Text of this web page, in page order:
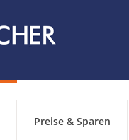
Preise & Sparen